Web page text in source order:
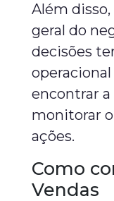
Além
geral do
decisões
encontrar
monitorar
ações.
Como
Vendas